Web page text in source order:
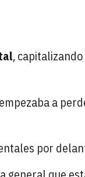
,
a
por